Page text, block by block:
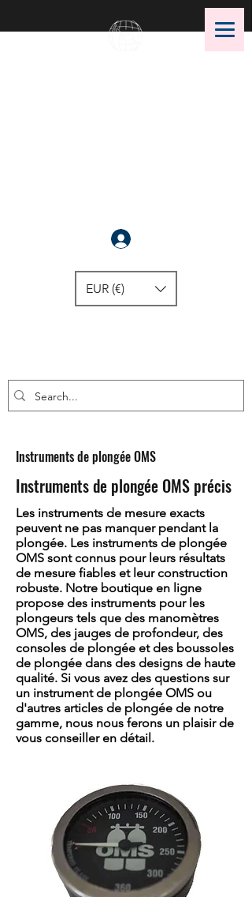
EUR (€)
Instruments de plongée OMS
Instruments de plongée OMS précis
Les instruments de mesure exacts
peuvent ne pas manquer pendant la
plongée. Les instruments de plongée
OMS sont connus pour leurs résultats
de mesure fiables et leur construction
robuste. Notre boutique en ligne
propose des instruments pour les
plongeurs tels que des manomètres
OMS, des jauges de profondeur, des
consoles de plongée et des boussoles
de plongée dans des designs de haute
qualité. Si vous avez des questions sur
un instrument de plongée OMS ou
d'autres articles de plongée de notre
gamme, nous nous ferons un plaisir de
vous conseiller en détail.